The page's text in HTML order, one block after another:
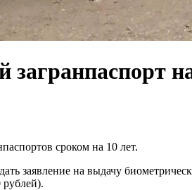
загранпаспорт
сроком на 10 лет.
на выдачу
рублей).